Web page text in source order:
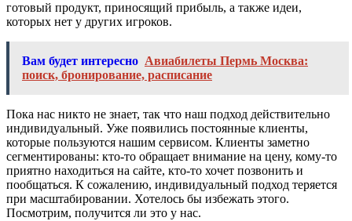
готовый продукт, приносящий прибыль, а также идеи,
которых нет у других игроков.
Вам будет интересно Авиабилеты Пермь Москва:
поиск, бронирование, расписание
Пока нас никто не знает, так что наш подход действительно
индивидуальный. Уже появились постоянные клиенты,
которые пользуются нашим сервисом. Клиенты заметно
сегментированы: кто-то обращает внимание на цену, кому-то
приятно находиться на сайте, кто-то хочет позвонить и
пообщаться. К сожалению, индивидуальный подход теряется
при масштабировании. Хотелось бы избежать этого.
Посмотрим, получится ли это у нас.